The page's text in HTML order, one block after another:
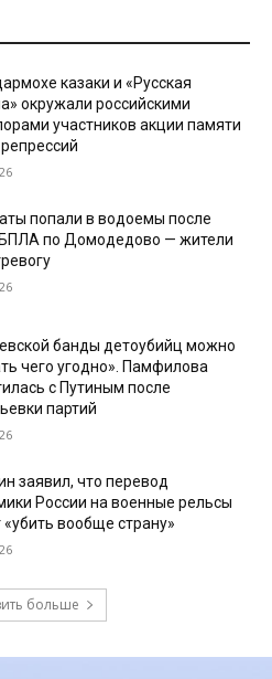
казаки и «Русская
окружали российскими
участников акции памяти
попали в водоемы после
по Домодедово — жители
банды детоубийц можно
чего угодно». Памфилова
с Путиным после
партий
заявил, что перевод
России на военные рельсы
вообще страну»
больше